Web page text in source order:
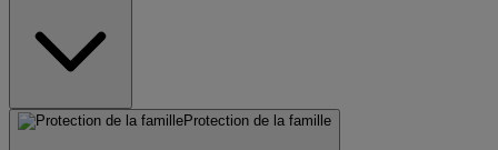
Protection de la famille